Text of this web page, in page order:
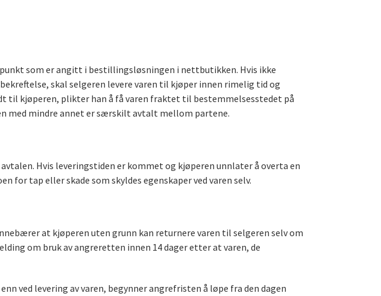
som er angitt i bestillingsløsningen i nettbutikken. Hvis ikke
skal selgeren levere varen til kjøper innen rimelig tid og
til kjøperen, plikter han å få varen fraktet til bestemmelsesstedet på
med mindre annet er særskilt avtalt mellom partene.
Hvis leveringstiden er kommet og kjøperen unnlater å overta en
tap eller skade som skyldes egenskaper ved varen selv.
at kjøperen uten grunn kan returnere varen til selgeren selv om
om bruk av angreretten innen 14 dager etter at varen, de
ved levering av varen, begynner angrefristen å løpe fra den dagen